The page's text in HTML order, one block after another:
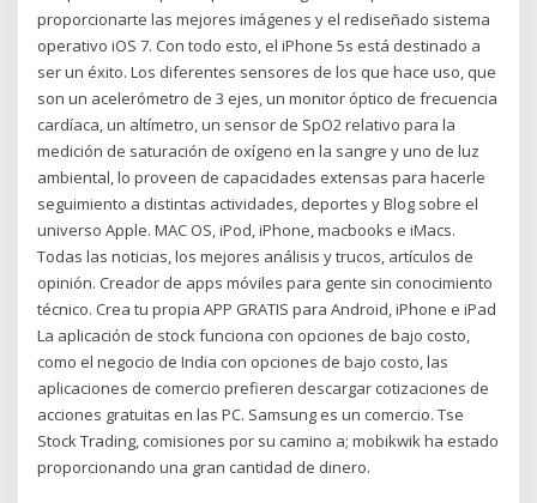
proporcionarte las mejores imágenes y el rediseñado sistema
operativo iOS 7. Con todo esto, el iPhone 5s está destinado a
ser un éxito. Los diferentes sensores de los que hace uso, que
son un acelerómetro de 3 ejes, un monitor óptico de frecuencia
cardíaca, un altímetro, un sensor de SpO2 relativo para la
medición de saturación de oxígeno en la sangre y uno de luz
ambiental, lo proveen de capacidades extensas para hacerle
seguimiento a distintas actividades, deportes y Blog sobre el
universo Apple. MAC OS, iPod, iPhone, macbooks e iMacs.
Todas las noticias, los mejores análisis y trucos, artículos de
opinión. Creador de apps móviles para gente sin conocimiento
técnico. Crea tu propia APP GRATIS para Android, iPhone e iPad
La aplicación de stock funciona con opciones de bajo costo,
como el negocio de India con opciones de bajo costo, las
aplicaciones de comercio prefieren descargar cotizaciones de
acciones gratuitas en las PC. Samsung es un comercio. Tse
Stock Trading, comisiones por su camino a; mobikwik ha estado
proporcionando una gran cantidad de dinero.